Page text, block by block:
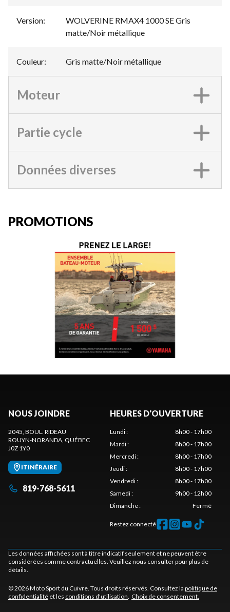
Version:
WOLVERINE RMAX4 1000 SE Gris
matte/Noir métallique
Couleur: Gris matte/Noir métallique
Moteur
Partie cycle
Données diverses
PROMOTIONS
NOUS JOINDRE
2045, BOUL. RIDEAU
ROUYN-NORANDA, QUÉBEC
J0Z 1Y0
ITINÉRAIRE
819-768-5611
HEURES D'OUVERTURE
Lundi:
8h00 - 17h00
Mardi:
8h00 - 17h00
Mercredi:
8h00 - 17h00
Jeudi:
8h00 - 17h00
Vendredi:
8h00 - 17h00
Samedi:
9h00 - 12h00
Dimanche: Fermé
Restez connecté
Les données affichées sont à titre indicatif seulement et ne peuvent être
considérées comme contractuelles. Veuillez nous consulter pour plus de
détails.
© 2026 Moto Sport du Cuivre. Tous droits réservés. Consultez la politique de
confidentialité et les conditions d'utilisation. Choix de consentement.